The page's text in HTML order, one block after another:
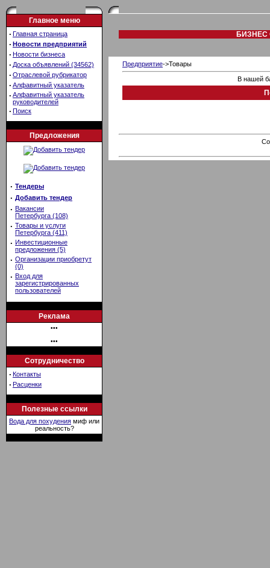
Главное меню
· Главная страница
· Новости предприятий
· Новости бизнеса
· Доска объявлений (34562)
· Отраслевой рубрикатор
· Алфавитный указатель
· Алфавитный указатель
руководителей
· Поиск
Предложения
· Тендеры
· Добавить тендер
· Вакансии
Петербурга (108)
· Товары и услуги
Петербурга (411)
· Инвестиционные
предложения (5)
· Организации приобретут
(0)
· Вход для
зарегистрированных
пользователей
Реклама
•••
•••
Сотрудничество
· Контакты
· Расценки
Полезные ссылки
Вода для похудения миф или
реальность?
БИЗНЕС
Предприятие->Товары
В нашей